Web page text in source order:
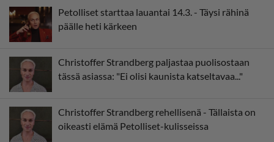
Petolliset starttaa lauantai 14.3. - Täysi rähinä
päälle heti kärkeen
Christoffer Strandberg paljastaa puolisostaan
tässä asiassa: "Ei olisi kaunista katseltavaa..."
Christoffer Strandberg rehellisenä - Tällaista on
oikeasti elämä Petolliset-kulisseissa